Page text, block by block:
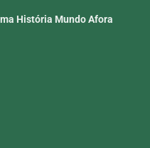
História Mundo Afora